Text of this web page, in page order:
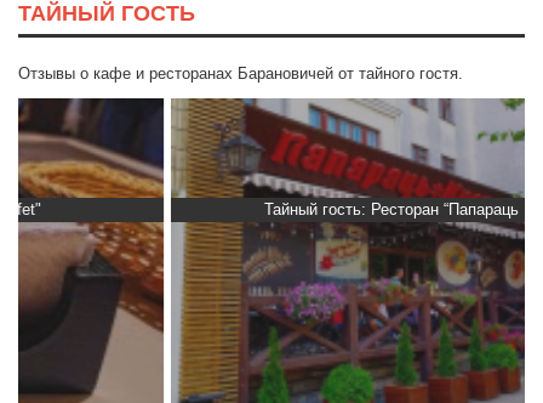
ТАЙНЫЙ ГОСТЬ
Отзывы о кафе и ресторанах Барановичей от тайного гостя.
Тайный гость: Ресторан “Папараць Кветка”